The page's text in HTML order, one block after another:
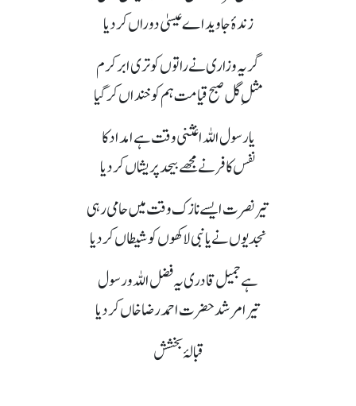
زندۂ جاوید اے عیسیٰ دوراں کردیا
گریہ وزاری نے راتوں کو تری ابرکرم
مثلِ گل صبح قیامت ہم کو خنداں کرگیا
یارسول اللہ اغثنی وقت ہے امداد کا
نفس کافر نے مجھے بیحد پریشاں کردیا
تیر نصرت ایسے نازک وقت میں حامی رہی
نجدیوں نے یا نبی لاکھوں کو شیطاں کردیا
ہے جمیل قادری یہ فضل اللہ و رسول
تیرا مرشد حضرت احمد رضا خاں کردیا
قبالۂ بخشش